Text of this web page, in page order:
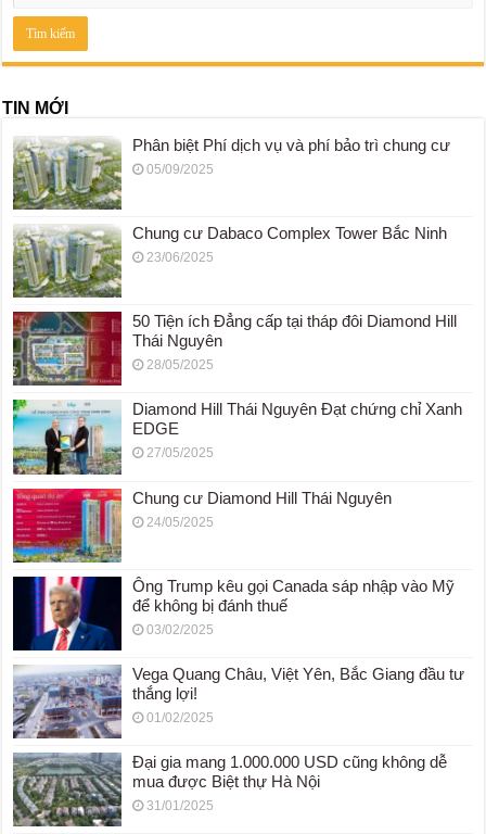
TIN MỚI
Phân biệt Phí dịch vụ và phí bảo trì chung cư
05/09/2025
Chung cư Dabaco Complex Tower Bắc Ninh
23/06/2025
50 Tiện ích Đẳng cấp tại tháp đôi Diamond Hill
Thái Nguyên
28/05/2025
Diamond Hill Thái Nguyên Đạt chứng chỉ Xanh
EDGE
27/05/2025
Chung cư Diamond Hill Thái Nguyên
24/05/2025
Ông Trump kêu gọi Canada sáp nhập vào Mỹ
để không bị đánh thuế
03/02/2025
Vega Quang Châu, Việt Yên, Bắc Giang đầu tư
thắng lợi!
01/02/2025
Đại gia mang 1.000.000 USD cũng không dễ
mua được Biệt thự Hà Nội
31/01/2025